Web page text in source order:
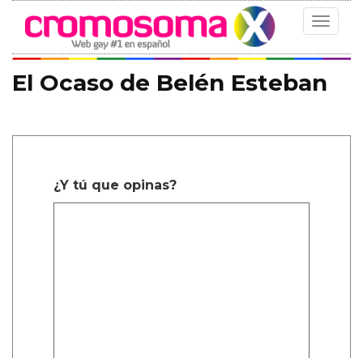
Toggle
El Ocaso de Belén Esteban
¿Y tú que opinas?